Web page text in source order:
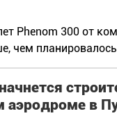
Phenom 300 от
чем
аэродроме в